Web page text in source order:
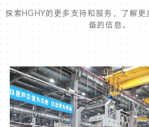
探索HGHY的更多支持和服务，了解
备的信息。